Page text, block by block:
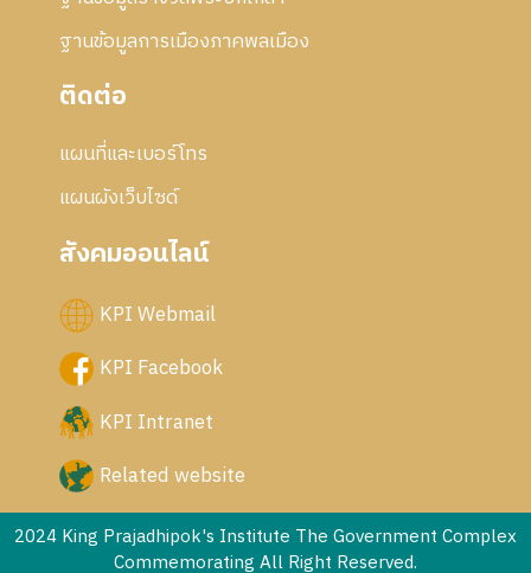
ฐานข้อมูลการเมืองภาคพลเมือง
ติดต่อ
แผนที่และเบอร์โทร
แผนผังเว็บไซด์
สังคมออนไลน์
KPI Webmail
KPI Facebook
KPI Intranet
Related website
2024 King Prajadhipok's Institute The Government Complex
Commemorating All Right Reserved.